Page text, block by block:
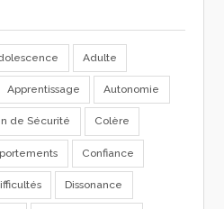
Adulte
Apprentissage Autonomie
de Sécurité Colère
Confiance
Dissonance